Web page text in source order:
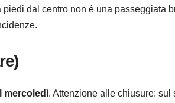
dal centro non è una passeggiata
mercoledì. Attenzione alle chiusure: sul